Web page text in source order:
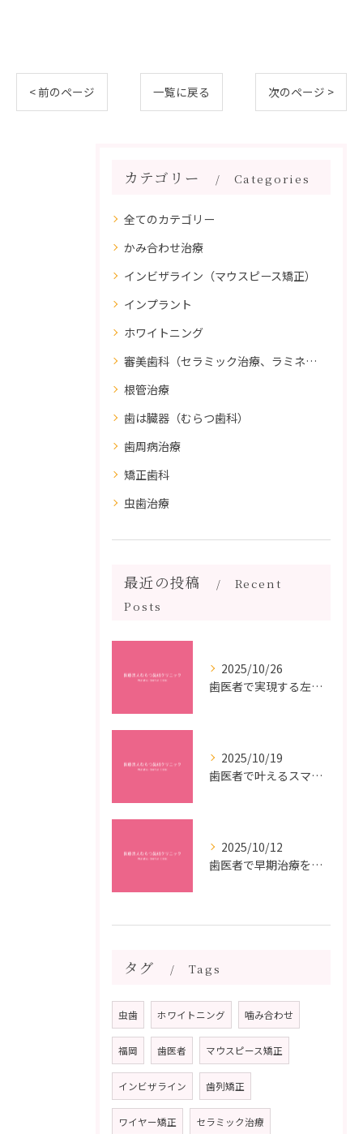
< 前のページ 一覧に戻る 次のページ >
カテゴリー Categories
全てのカテゴリー
かみ合わせ治療
インビザライン（マウスピース矯正）
インプラント
ホワイトニング
審美歯科（セラミック治療、ラミネートべニア、ダイレクトボンディング）
根管治療
歯は臓器（むらつ歯科）
歯周病治療
矯正歯科
虫歯治療
最近の投稿
Recent
Posts
2025/10/26
歯医者で実現する左右対称治療のポイントと矯正治療選びの疑問解決ガイド
2025/10/19
歯医者で叶えるスマイルメイクオーバーなら福岡県福岡市博多区博多駅前の最新矯正治療解説
2025/10/12
歯医者で早期治療を受けるメリットと虫歯悪化を防ぐ最短ステップ
タグ Tags
虫歯 ホワイトニング 噛み合わせ
福岡 歯医者 マウスピース矯正
インビザライン 歯列矯正
ワイヤー矯正 セラミック治療